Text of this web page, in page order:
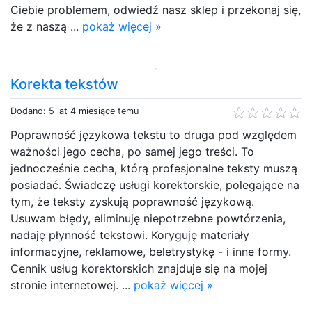
Ciebie problemem, odwiedź nasz sklep i przekonaj się,
że z naszą ... pokaż więcej »
Korekta tekstów
Dodano: 5 lat 4 miesiące temu
Poprawność językowa tekstu to druga pod względem
ważności jego cecha, po samej jego treści. To
jednocześnie cecha, którą profesjonalne teksty muszą
posiadać. Świadczę usługi korektorskie, polegające na
tym, że teksty zyskują poprawność językową.
Usuwam błędy, eliminuję niepotrzebne powtórzenia,
nadaję płynność tekstowi. Koryguję materiały
informacyjne, reklamowe, beletrystykę - i inne formy.
Cennik usług korektorskich znajduje się na mojej
stronie internetowej. ... pokaż więcej »